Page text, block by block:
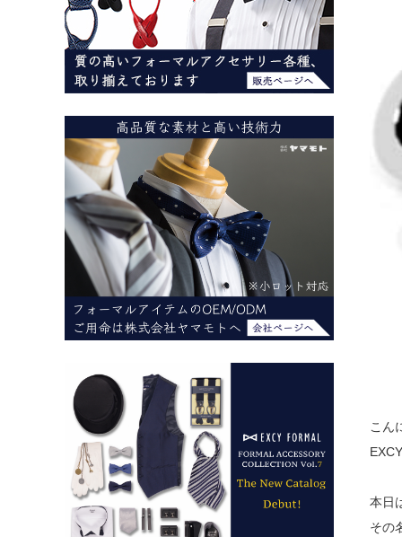
こん
本日
その